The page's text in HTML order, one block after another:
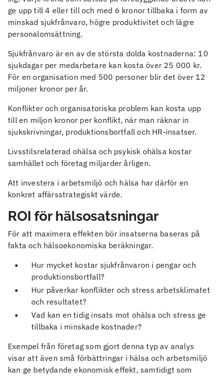
ge upp till 4 eller till och med 6 kronor tillbaka i form av
minskad sjukfrånvaro, högre produktivitet och lägre
personalomsättning.
Sjukfrånvaro är en av de största dolda kostnaderna: 10
sjukdagar per medarbetare kan kosta över 25 000 kr.
För en organisation med 500 personer blir det över 12
miljoner kronor per år.
Konflikter och organisatoriska problem kan kosta upp
till en miljon kronor per konflikt, när man räknar in
sjukskrivningar, produktionsbortfall och HR-insatser.
Livsstilsrelaterad ohälsa och psykisk ohälsa kostar
samhället och företag miljarder årligen.
Att investera i arbetsmiljö och hälsa har därför en
konkret affärsstrategiskt värde.
ROI för hälsosatsningar
För att maximera effekten bör insatserna baseras på
fakta och hälsoekonomiska beräkningar.
Hur mycket kostar sjukfrånvaron i pengar och
produktionsbortfall?
Hur påverkar konflikter och stress arbetsklimatet
och resultatet?
Vad kan en tidig insats mot ohälsa och stress ge
tillbaka i minskade kostnader?
Exempel från företag som gjort denna typ av analys
visar att även små förbättringar i hälsa och arbetsmiljö
kan ge betydande ekonomisk effekt, samtidigt som